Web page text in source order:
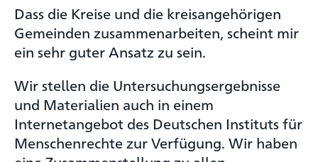
Dass die Kreise und die kreisangehörigen
Gemeinden zusammenarbeiten, scheint mir
ein sehr guter Ansatz zu sein.
Wir stellen die Untersuchungsergebnisse
und Materialien auch in einem
Internetangebot des Deutschen Instituts für
Menschenrechte zur Verfügung. Wir haben